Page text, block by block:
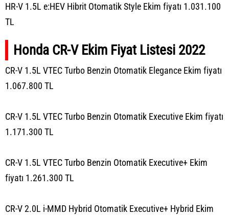
HR-V 1.5L e:HEV Hibrit Otomatik Style Ekim fiyatı 1.031.100
TL
Honda CR-V Ekim Fiyat Listesi 2022
CR-V 1.5L VTEC Turbo Benzin Otomatik Elegance Ekim fiyatı
1.067.800 TL
CR-V 1.5L VTEC Turbo Benzin Otomatik Executive Ekim fiyatı
1.171.300 TL
CR-V 1.5L VTEC Turbo Benzin Otomatik Executive+ Ekim
fiyatı 1.261.300 TL
CR-V 2.0L i-MMD Hybrid Otomatik Executive+ Hybrid Ekim